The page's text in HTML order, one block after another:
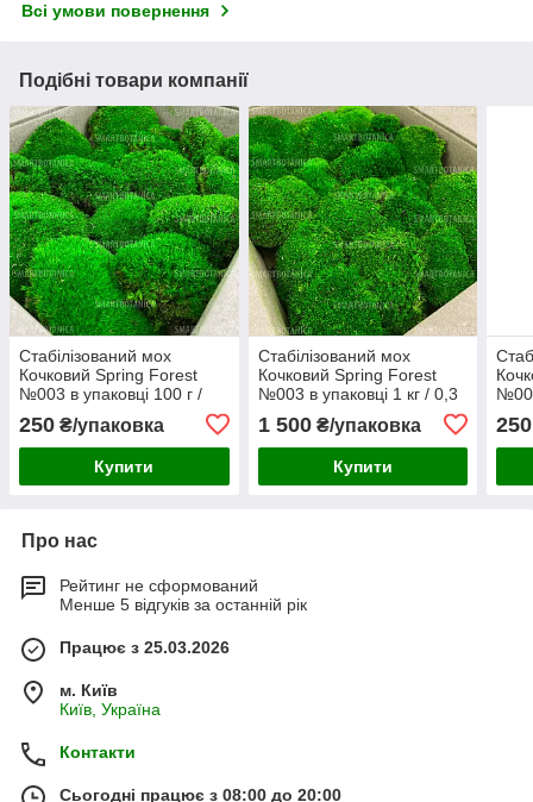
Всі умови повернення
Подібні товари компанії
Стабілізований мох
Кочковий Spring Forest
№003 в упаковці 100 г /
250 ₴/упаковка
Купити
Стабілізований мох
Кочковий Spring Forest
№003 в упаковці 1 кг / 0,3
1 500₴/упаковка
Купити
250
Про нас
Рейтинг не сформований
Менше 5 відгуків за останній рік
Працює з 25.03.2026
м. Київ
Київ, Україна
Контакти
Сьогодні працює з 08:00 до 20:00